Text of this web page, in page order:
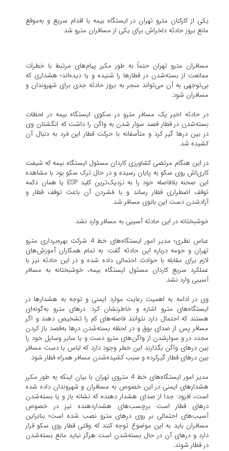
یکی از کارکنان مترو تهران در ایستگاه بیمه با اقدام سریع و به‌موقع
مانع بروز حادثه دلخراش برای یکی از مسافران مترو شد.
مسافران مترو تهران حتماً به طور مکرر پیام‌های مرتبط با خطرات
ممانعت از بسته‌شدن در قطارها را شنیده و یا دیده‌اند؛ هشداری که
بی‌توجهی به آن می‌تواند منجر به بروز حادثه جدی برای شهروندان و
مسافران شود.
در حادثه اخیر یک مسافر مترو در سکوی ایستگاه بیمه در لحظات
بسته‌شدن در قطار قصد سوار شدن به واگن را داشت که انگشتان وی
در بین درها گیر کرد و متأسفانه با حرکت قطار این فرد به دنبال آن
کشیده شد.
در این هنگام مرتضی کشاورزی کاردان مسئول ایستگاه بیمه که شیفت
کاری‌اش روی سکو به پایان رسیده و در حال ترک سکو بود با مشاهده
این صحنه بلافاصله خود را به نزدیک‌ترین کلید ESP یا همان دکمه
توقف اضطراری قطار رساند و با فشردن آن باعث توقف قطار و
آزادشدن دست این بانوی مسافر شد.
خوشبختانه در این حادثه آسیبی به مسافر وارد نشد.
عباس نظری؛ مدیر امور ایستگاه‌های خط 4 شرکت بهره‌برداری مترو
تهران و حومه درباره این حادثه گفت: به تمام همکاران آموزش‌های
لازم برای مقابله با حوادث احتمالی داده شده و در این حادثه نیز با
عملکرد سریع کاردان مسئول ایستگاه بیمه، خوشبختانه به مسافر
آسیبی وارد نشد.
وی در ادامه به اهمیت رعایت موارد ایمنی و توجه به هشدارها در
ایستگاه‌های مترو اشاره و خاطرنشان کرد: درهای مترو به‌گونه‌ای
هستند که احتمال دارد نتوانند فاصله‌های کم را تشخیص دهند و اگر
مسافر پس از صدای بوق و در لحظه بسته‌شدن درها به‌قصد باز کردن
مجدد در و سوارشدن از واگن‌های مترو دست و یا سایر وسایل خود را
بین درهای واگن بگذارند این خطر وجود دارد که لباس یا دست مسافر
بین درهای قطار گیرکرده و سبب کشیده‌شدن مسافر همراه قطار شود.
مدیر امور ایستگاه‌های خط 4 متروی تهران با بیان اینکه به طور مکرر
هشدارهای ایمنی در این خصوص به مسافران و شهروندان داده شده
است، افزود: جدا از صدای هشدار دهنده که نشانه باز و یا بسته‌شدن
درهای قطار است برچسب‌های هشداردهنده نیز در خصوص
آسیب‌های احتمالی بر روی درهای مترو نصب شده است؛ بنابراین
مسافران باید به این موضوع توجه کنند که وقتی قطار روی سکو قرار
دارد و درهای آن در حال بسته‌شدن است هرگز نباید مانع بسته‌شدن
در قطار شوند.‌